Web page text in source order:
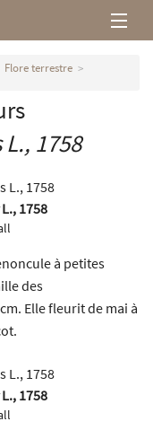
Flore terrestre
L., 1758
1758
à petites
des
Elle fleurit de mai à
1758